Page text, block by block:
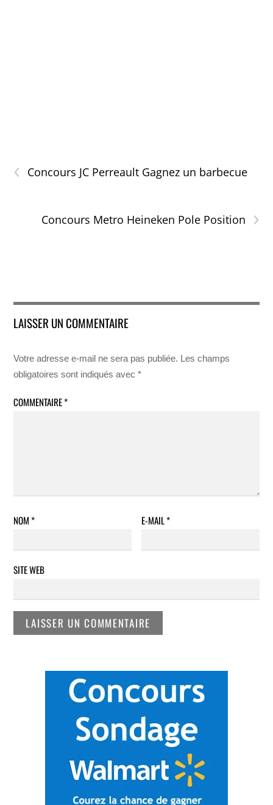
‹ Concours JC Perreault Gagnez un barbecue
›
Concours Metro Heineken Pole Position
LAISSER UN COMMENTAIRE
Votre adresse e-mail ne sera pas publiée. Les champs
obligatoires sont indiqués avec*
COMMENTAIRE*
NOM* E-MAIL*
SITE WEB